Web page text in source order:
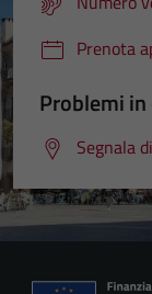
Prenota
Problemi
Segnala